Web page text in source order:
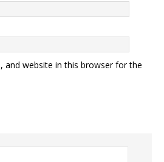
and website in this browser for the